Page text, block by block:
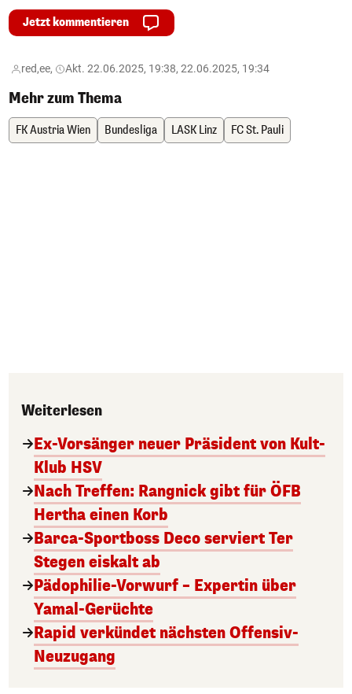
Jetzt kommentieren
red,ee, Akt. 22.06.2025, 19:38, 22.06.2025, 19:34
Mehr zum Thema
FK Austria Wien Bundesliga LASK Linz FC St. Pauli
Weiterlesen
Ex-Vorsänger neuer Präsident von Kult-
Klub HSV
Nach Treffen: Rangnick gibt für ÖFB
Hertha einen Korb
Barca-Sportboss Deco serviert Ter
Stegen eiskalt ab
Pädophilie-Vorwurf – Expertin über
Yamal-Gerüchte
Rapid verkündet nächsten Offensiv-
Neuzugang